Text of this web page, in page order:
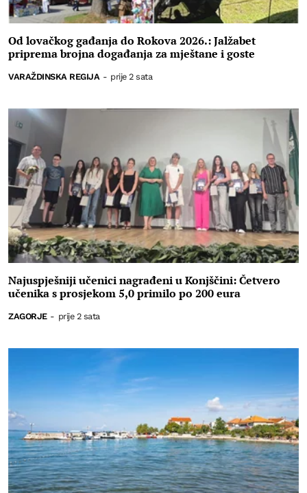
Od lovačkog gađanja do Rokova 2026.: Jalžabet
priprema brojna događanja za mještane i goste
VARAŽDINSKA REGIJA - prije 2 sata
Najuspješniji učenici nagrađeni u Konjščini: Četvero
učenika s prosjekom 5,0 primilo po 200 eura
ZAGORJE - prije 2 sata